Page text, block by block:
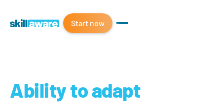
Start now
Ability to adapt